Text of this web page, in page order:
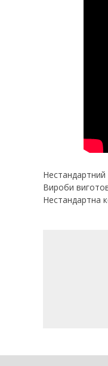
Нестандартний
Вироби
Нестандартна